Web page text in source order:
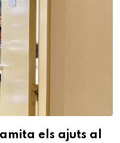
els ajuts al